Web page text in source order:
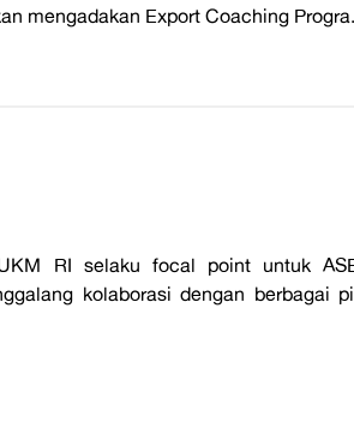
mengadakan Export Coaching
RI selaku focal point untuk
kolaborasi dengan berbagai